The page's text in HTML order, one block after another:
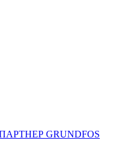
GRUNDFOS